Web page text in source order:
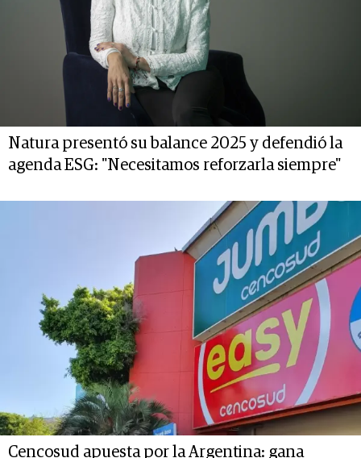
Natura presentó su balance 2025 y defendió la
agenda ESG: "Necesitamos reforzarla siempre"
Cencosud apuesta por la Argentina: gana